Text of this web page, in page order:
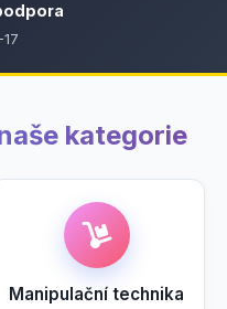
kategorie
Manipulační technika